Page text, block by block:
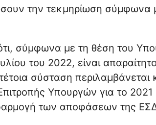
την τεκμηρίωση σύμφωνα
σύμφωνα με τη θέση του
του 2022, είναι
σύσταση
Υπουργών για το 2021
των αποφάσεων της